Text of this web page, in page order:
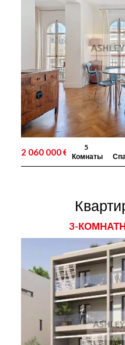
2 060 000 €
5
Комнаты
3-